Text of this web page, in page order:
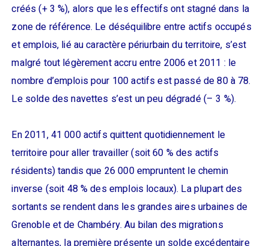
créés (+ 3 %), alors que les effectifs ont stagné dans la
zone de référence. Le déséquilibre entre actifs occupés
et emplois, lié au caractère périurbain du territoire, s’est
malgré tout légèrement accru entre 2006 et 2011 : le
nombre d’emplois pour 100 actifs est passé de 80 à 78.
Le solde des navettes s’est un peu dégradé (– 3 %).
En 2011, 41 000 actifs quittent quotidiennement le
territoire pour aller travailler (soit 60 % des actifs
résidents) tandis que 26 000 empruntent le chemin
inverse (soit 48 % des emplois locaux). La plupart des
sortants se rendent dans les grandes aires urbaines de
Grenoble et de Chambéry. Au bilan des migrations
alternantes, la première présente un solde excédentaire